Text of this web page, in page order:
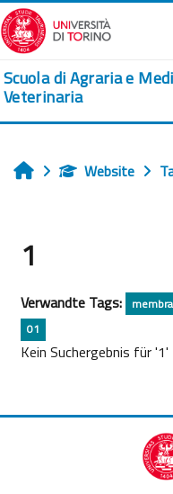
Zum Hauptinhalt
Scuola di Agraria e
Veterinaria
Startseite
Website
1
Verwandte Tags:
01
Kein Suchergebnis für '1'